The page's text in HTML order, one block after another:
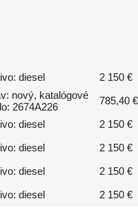
diesel
2 150 €
nový, katalógové
2674A226
785,40 €
diesel
2 150 €
diesel
2 150 €
diesel
2 150 €
diesel 2 150 €